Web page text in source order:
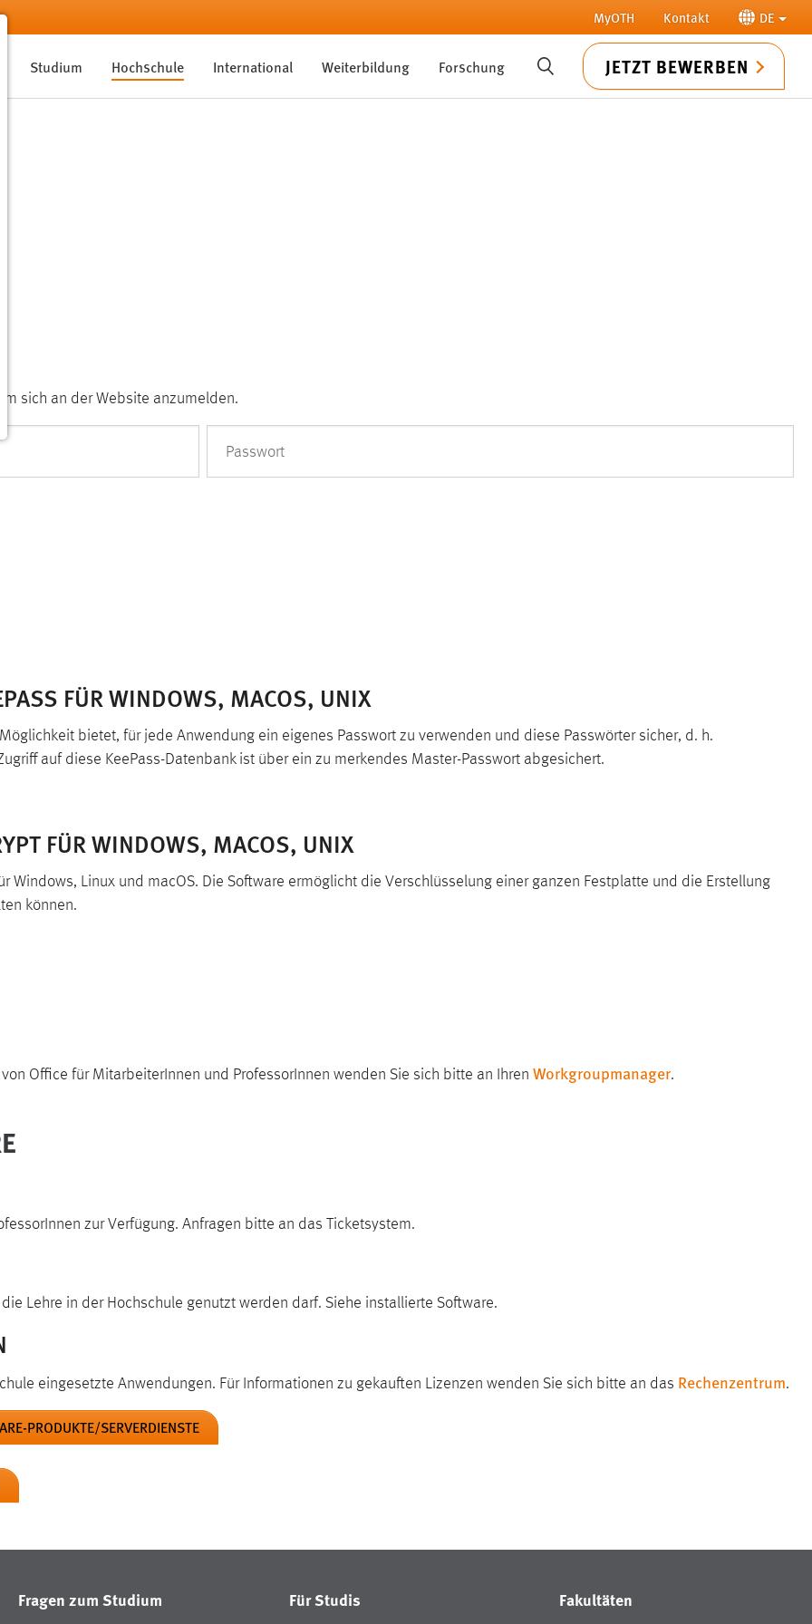
MyOTH Kontakt DE
Studium Hochschule International Weiterbildung Forschung SUCHE JETZT BEWERBEN
sich an der Website anzumelden.
Passwort
FÜR WINDOWS, MACOS, UNIX
bietet, für jede Anwendung ein eigenes Passwort zu verwenden und diese Passwörter sicher, d. h.
auf diese KeePass-Datenbank ist über ein zu merkendes Master-Passwort abgesichert.
FÜR WINDOWS, MACOS, UNIX
Windows, Linux und macOS. Die Software ermöglicht die Verschlüsselung einer ganzen Festplatte und die Erstellung
können.
Office für MitarbeiterInnen und ProfessorInnen wenden Sie sich bitte an Ihren Workgroupmanager.
zur Verfügung. Anfragen bitte an das Ticketsystem.
Lehre in der Hochschule genutzt werden darf. Siehe installierte Software.
eingesetzte Anwendungen. Für Informationen zu gekauften Lizenzen wenden Sie sich bitte an das Rechenzentrum.
PRODUKTE/SERVERDIENSTE
Fragen zum Studium Für Studis Fakultäten